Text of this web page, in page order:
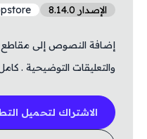
الإصدار 8.14.0
إضافة النصوص إلى مقاطع
والتعليقات التوضيحية .
الاشتراك لتحميل